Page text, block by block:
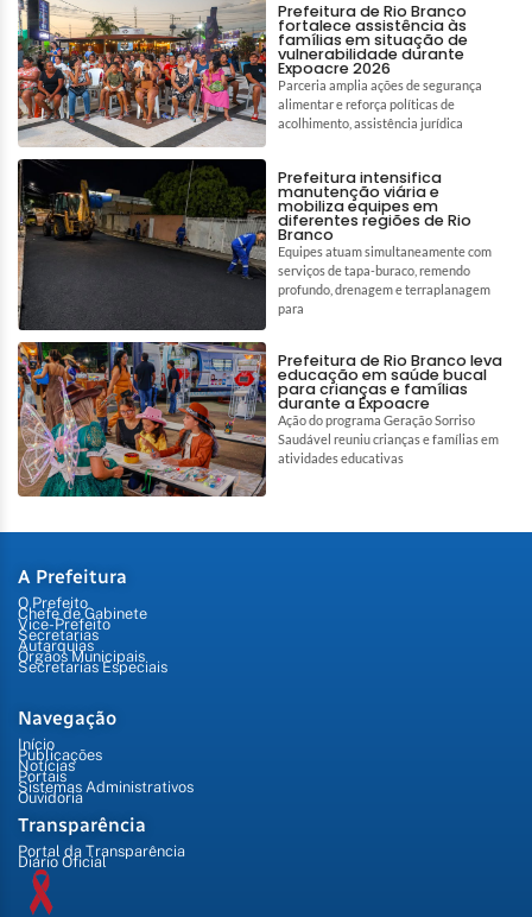
Prefeitura de Rio Branco
fortalece assistência às
famílias em situação de
vulnerabilidade durante
Expoacre 2026
Parceria amplia ações de segurança
alimentar e reforça políticas de
acolhimento, assistência jurídica
Prefeitura intensifica
manutenção viária e
mobiliza equipes em
diferentes regiões de Rio
Branco
Equipes atuam simultaneamente com
serviços de tapa-buraco, remendo
profundo, drenagem e terraplanagem
para
Prefeitura de Rio Branco leva
educação em saúde bucal
para crianças e famílias
durante a Expoacre
Ação do programa Geração Sorriso
Saudável reuniu crianças e famílias em
atividades educativas
A Prefeitura
O Prefeito
Chefe de Gabinete
Vice-Prefeito
Secretarias
Autarquias
Órgãos Municipais
Secretarias Especiais
Navegação
Início
Publicações
Notícias
Portais
Sistemas Administrativos
Ouvidoria
Transparência
Portal da Transparência
Diário Oficial